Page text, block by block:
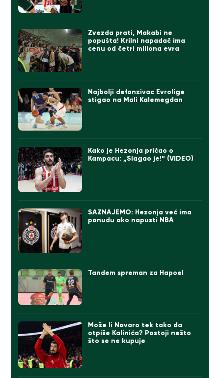
Zvezda prati, Makabi ne
popušta! Krilni napadač ima
cenu od četri miliona evra
Najbolji defanzivac Evrolige
stigao na Mali Kalemegdan
Kako je Hezonja pričao o
Kampacu: „Slagao je!“ (VIDEO)
SAZNAJEMO: Hezonja već ima
ponudu ako napusti NBA
Tandem spreman za Hapoel
Može li Navaro tek tako da
otpiše Kalinića? Postoji nešto
što se ne kupuje